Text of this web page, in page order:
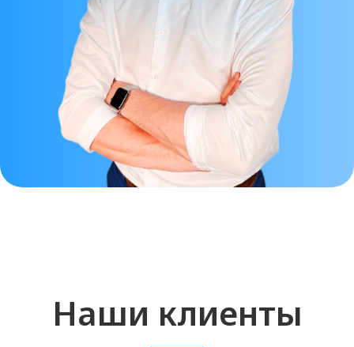
индивидуальные особенности
Кристал Дип
филлер –
эффективный и
безопасный
Ищете качественный препарат для
контурной пластики?Кристал дип